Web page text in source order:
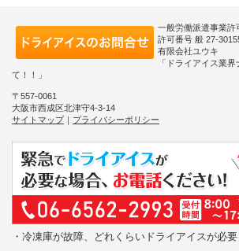
一般労働派遣事業許
許可番号 般 27-
有限会社ユウキ
「ドライアイス業
て！！」
〒557-0061
大阪市西成区北津守4-3-14
サイトマップ
プライバシーポリシー
・冷凍庫が故障、どれくらいドライアイスが必要